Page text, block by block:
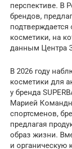
перспективе. В
брендов,
косметики, на
данным Центра
В 2026 году
косметики для
у бренда
Марией
спортсменов,
предлагая
образ жизни.
и органическую